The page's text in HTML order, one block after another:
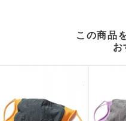
この商品
お